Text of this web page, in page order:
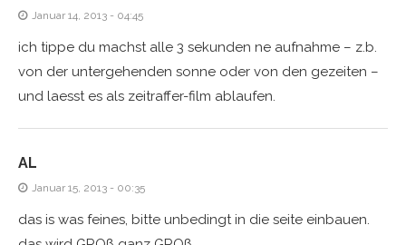
Januar 14, 2013 - 04:45
ich tippe du machst alle 3 sekunden ne aufnahme – z.b.
von der untergehenden sonne oder von den gezeiten –
und laesst es als zeitraffer-film ablaufen.
AL
Januar 15, 2013 - 00:35
das is was feines, bitte unbedingt in die seite einbauen.